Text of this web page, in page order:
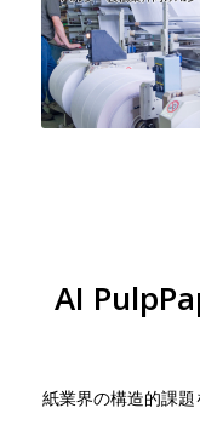
AI
紙業界の構造的課